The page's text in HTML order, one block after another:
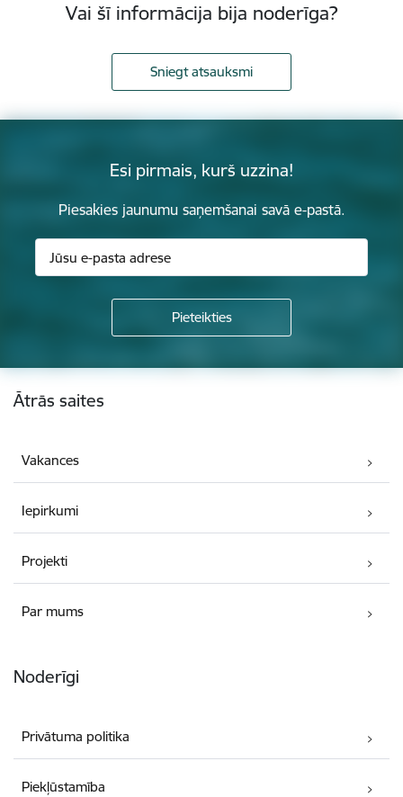
Vai šī informācija bija noderīga?
Sniegt atsauksmi
Esi pirmais, kurš uzzina!
Piesakies jaunumu saņemšanai savā e-pastā.
Kājene
Ātrās saites
Vakances
Iepirkumi
Projekti
Par mums
Noderīgi
Privātuma politika
Piekļūstamība